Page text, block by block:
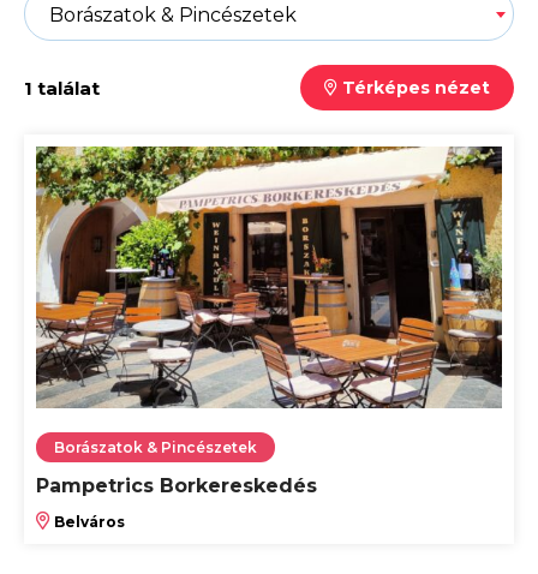
Borászatok & Pincészetek
1 találat Térképes nézet
Borászatok & Pincészetek
Pampetrics Borkereskedés
Belváros